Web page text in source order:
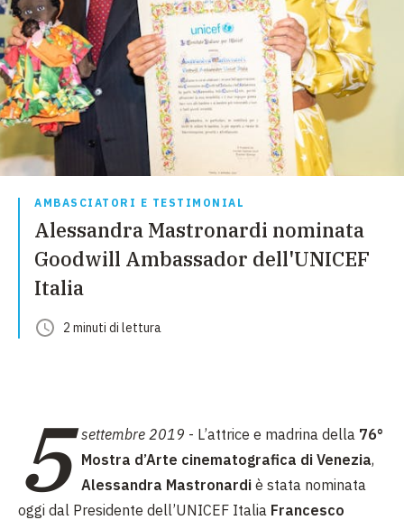
AMBASCIATORI E TESTIMONIAL
Alessandra Mastronardi nominata
Goodwill Ambassador dell'UNICEF
Italia
2 minuti di lettura
5 settembre 2019 - L’attrice e madrina della 76°
Mostra d’Arte cinematografica di Venezia,
Alessandra Mastronardi è stata nominata
oggi dal Presidente dell’UNICEF Italia Francesco